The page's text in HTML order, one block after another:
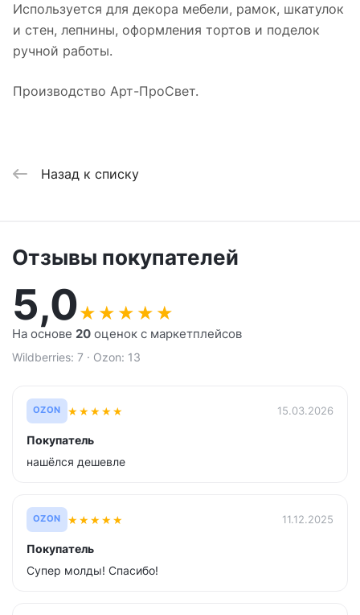
Используется для декора мебели, рамок, шкатулок
и стен, лепнины, оформления тортов и поделок
ручной работы.
Производство Арт-ПроСвет.
Назад к списку
Отзывы покупателей
5,0★ ★ ★ ★ ★
На основе 20 оценок с маркетплейсов
Wildberries: 7 · Ozon: 13
OZON ★★★★★ 15.03.2026
Покупатель
нашёлся дешевле
OZON ★★★★★ 11.12.2025
Покупатель
Супер молды! Спасибо!